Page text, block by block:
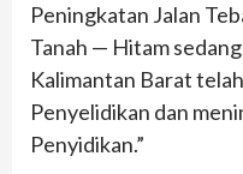
Peningkatan Jalan
Tanah — Hitam
Kalimantan Barat
Penyelidikan dan
Penyidikan.”